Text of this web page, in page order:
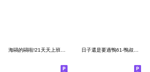
海鷗的鷗啦!21天天上班，何時了 日子還是要過鴨61-鴨叔emo中